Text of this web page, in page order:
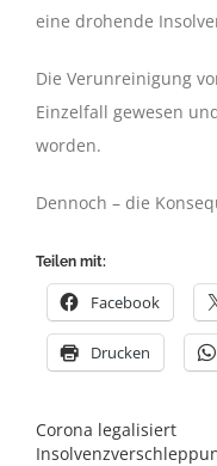
eine drohende
Die Verunreinigung
Einzelfall gewesen
worden.
Dennoch – die
Teilen mit:
Facebook
Drucken
Corona legalisiert